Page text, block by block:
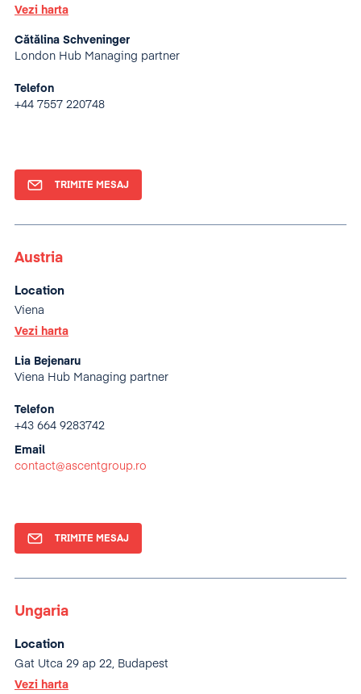
Vezi harta
Cătălina Schveninger
London Hub Managing partner
Telefon
+44 7557 220748
TRIMITE MESAJ
Austria
Location
Viena
Vezi harta
Lia Bejenaru
Viena Hub Managing partner
Telefon
+43 664 9283742
Email
contact@ascentgroup.ro
TRIMITE MESAJ
Ungaria
Location
Gat Utca 29 ap 22, Budapest
Vezi harta